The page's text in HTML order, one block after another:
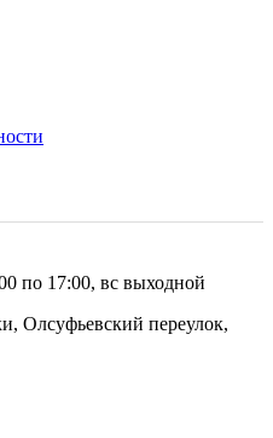
по 17:00, вс выходной
Олсуфьевский переулок,